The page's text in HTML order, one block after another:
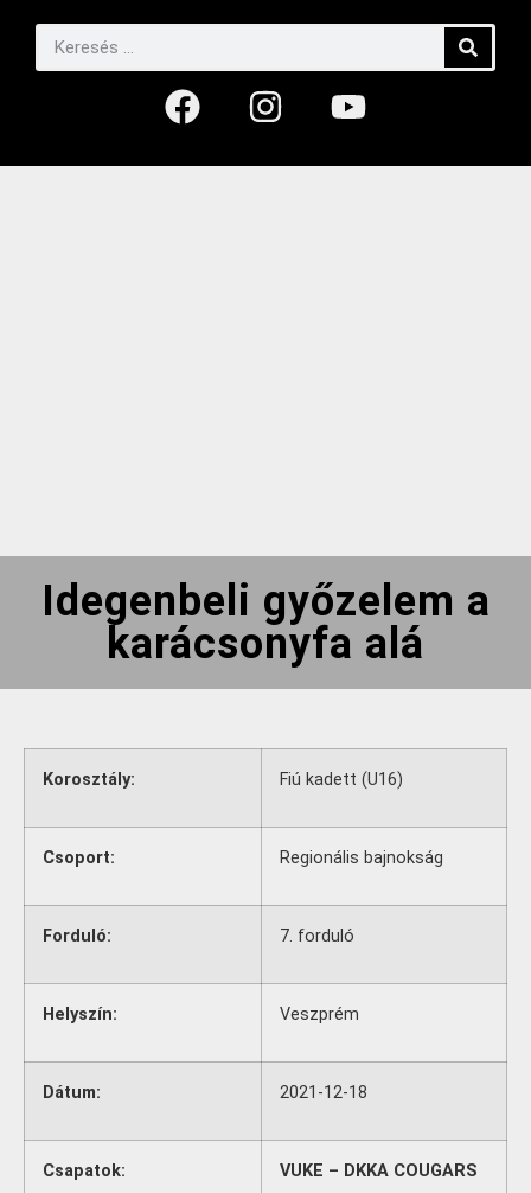
Idegenbeli győzelem a
karácsonyfa alá
Korosztály: Fiú kadett (U16)
Csoport: Regionális bajnokság
Forduló: 7. forduló
Helyszín: Veszprém
Dátum: 2021-12-18
Csapatok: VUKE – DKKA COUGARS